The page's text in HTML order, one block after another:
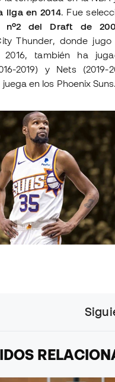
liga en 2014. Fue
nº2 del Draft de
Thunder, donde jugo
2016, también ha
2019) y Nets (2019-
en los Phoenix Suns.